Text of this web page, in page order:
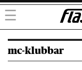
☰
mc-klubbar